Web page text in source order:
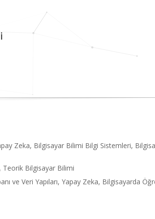
Zeka, Bilgisayar Bilimi Bilgi Sistemleri,
Teorik Bilgisayar Bilimi
ve Veri Yapıları, Yapay Zeka, Bilgisayarda